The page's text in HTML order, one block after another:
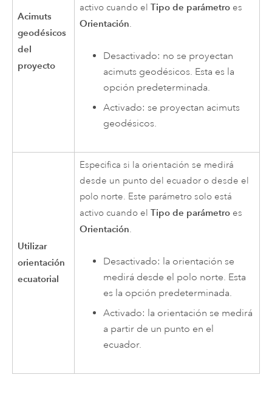
Acimuts
geodésicos
del
proyecto
activo cuando elTipo de parámetro es
Orientación.
Desactivado: no se proyectan
acimuts geodésicos. Esta es la
opción predeterminada.
Activado: se proyectan acimuts
geodésicos.
Utilizar
orientación
ecuatorial
Especifica si la orientación se medirá
desde un punto del ecuador o desde el
polo norte. Este parámetro solo está
activo cuando elTipo de parámetro es
Orientación.
Desactivado: la orientación se
medirá desde el polo norte. Esta
es la opción predeterminada.
Activado: la orientación se medirá
a partir de un punto en el
ecuador.